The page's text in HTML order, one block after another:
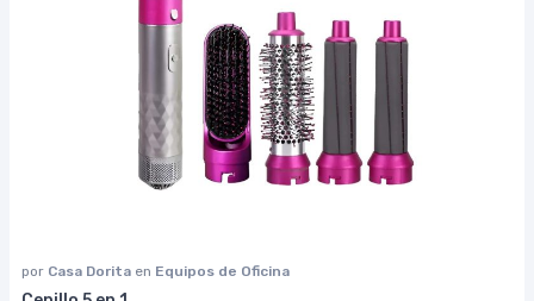
por Casa Dorita en Equipos de Oficina